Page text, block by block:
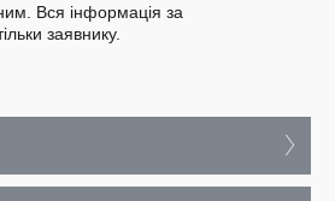
Вся інформація за
заявнику.